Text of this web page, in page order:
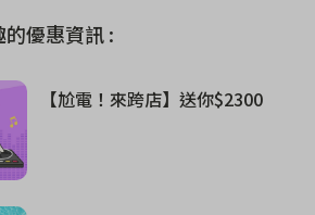
優惠資訊 :
【尬電！來跨店】送你$2300